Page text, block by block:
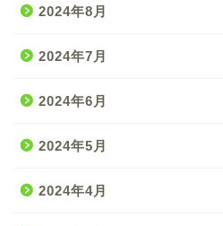
2024年8月
2024年7月
2024年6月
2024年5月
2024年4月